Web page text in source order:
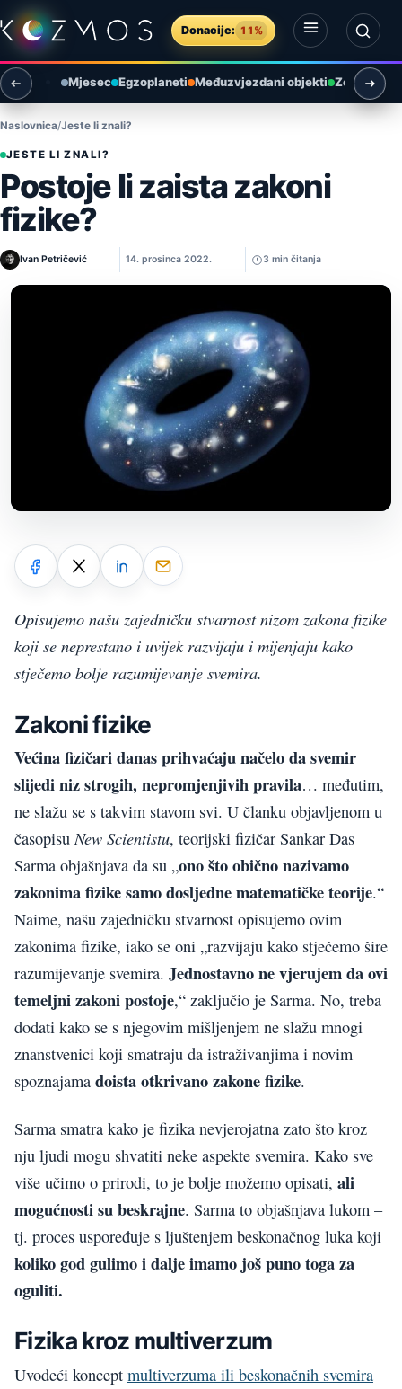
Preskoči na sadržaj
Donacije: 11%
Otvori izbornik
Otvori pretragu
Mjesec Egzoplaneti Međuzvjezdani objekti Zemlja i
Naslovnica Jeste li znali?
JESTE LI ZNALI?
Postoje li zaista zakoni
fizike?
Ivan Petričević 14. prosinca 2022. 3 min čitanja
Opisujemo našu zajedničku stvarnost nizom zakona fizike
koji se neprestano i uvijek razvijaju i mijenjaju kako
stječemo bolje razumijevanje svemira.
Zakoni fizike
Većina fizičari danas prihvaćaju načelo da svemir
slijedi niz strogih, nepromjenjivih pravila… međutim,
ne slažu se s takvim stavom svi. U članku objavljenom u
časopisuNew Scientistu, teorijski fizičar Sankar Das
Sarma objašnjava da su „ono što obično nazivamo
zakonima fizike samo dosljedne matematičke teorije.“
Naime, našu zajedničku stvarnost opisujemo ovim
zakonima fizike, iako se oni „razvijaju kako stječemo šire
razumijevanje svemira. Jednostavno ne vjerujem da ovi
temeljni zakoni postoje,“ zaključio je Sarma. No, treba
dodati kako se s njegovim mišljenjem ne slažu mnogi
znanstvenici koji smatraju da istraživanjima i novim
spoznajama doista otkrivano zakone fizike.
Sarma smatra kako je fizika nevjerojatna zato što kroz
nju ljudi mogu shvatiti neke aspekte svemira. Kako sve
više učimo o prirodi, to je bolje možemo opisati, ali
mogućnosti su beskrajne. Sarma to objašnjava lukom –
tj. proces uspoređuje s ljuštenjem beskonačnog luka koji
koliko god gulimo i dalje imamo još puno toga za
oguliti.
Fizika kroz multiverzum
Uvodeći koncept multiverzuma ili beskonačnih svemira